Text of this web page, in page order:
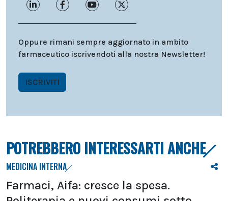
Oppure rimani sempre aggiornato in ambito
farmaceutico iscrivendoti alla nostra Newsletter!
ISCRIVITI
POTREBBERO INTERESSARTI ANCHE
MEDICINA INTERNA
Farmaci, Aifa: cresce la spesa.